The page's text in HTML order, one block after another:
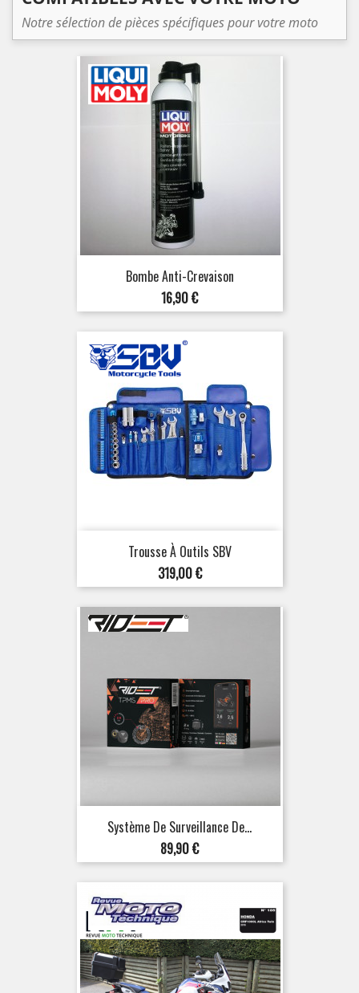
Notre sélection de pièces spécifiques pour votre moto
Bombe Anti-Crevaison
Prix
16,90 €
Trousse À Outils SBV
Prix
319,00 €
Système De Surveillance De...
Prix
89,90 €